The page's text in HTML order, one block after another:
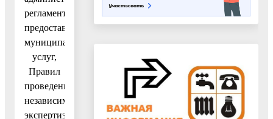
регламентов
предоставления
муниципальных
услуг,
Правил
проведения
независимой
экспертизы